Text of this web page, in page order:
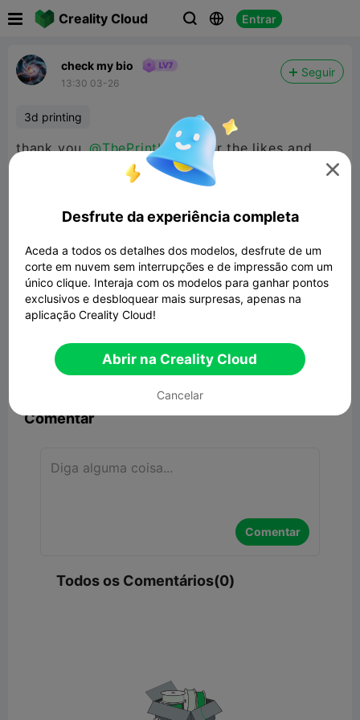
Creality Cloud   Entrar
check my bio
13:30 03-26
Seguir
3d printing
thank you@ThePrintLover
for the likes and
helping i really appreciate it :)
Denunciar 6 
Comentar
Comentar
Todos os Comentários(0)

Desfrute da experiência completa
Aceda a todos os detalhes dos modelos, desfrute de um
corte em nuvem sem interrupções e de impressão com um
único clique. Interaja com os modelos para ganhar pontos
exclusivos e desbloquear mais surpresas, apenas na
aplicação Creality Cloud!
Abrir na Creality Cloud
Cancelar